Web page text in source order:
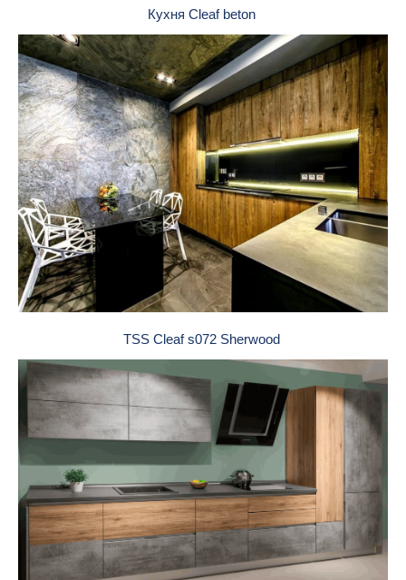
Кухня Cleaf beton
TSS Cleaf s072 Sherwood